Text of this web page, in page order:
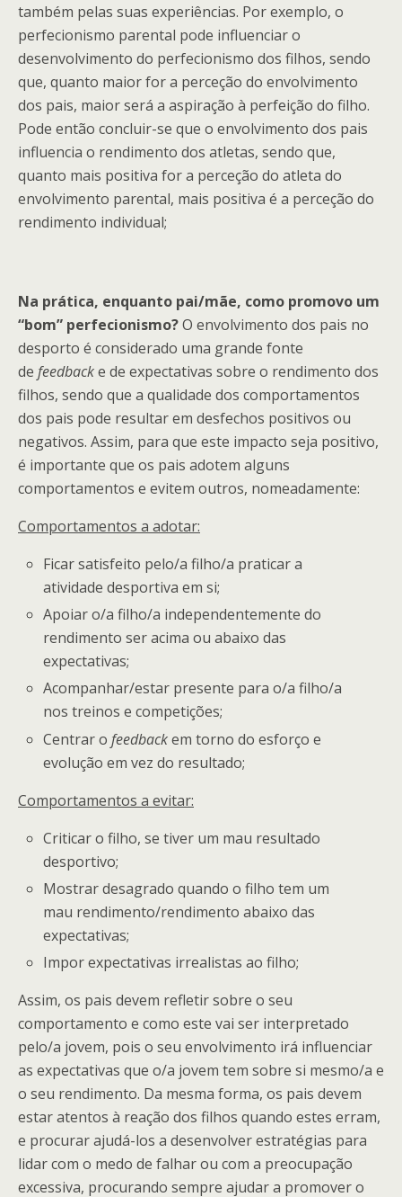
também pelas suas experiências. Por exemplo, o
perfecionismo parental pode influenciar o
desenvolvimento do perfecionismo dos filhos, sendo
que, quanto maior for a perceção do envolvimento
dos pais, maior será a aspiração à perfeição do filho.
Pode então concluir-se que o envolvimento dos pais
influencia o rendimento dos atletas, sendo que,
quanto mais positiva for a perceção do atleta do
envolvimento parental, mais positiva é a perceção do
rendimento individual;
Na prática, enquanto pai/mãe, como promovo um
“bom” perfecionismo?O envolvimento dos pais no
desporto é considerado uma grande fonte
de feedbacke de expectativas sobre o rendimento dos
filhos, sendo que a qualidade dos comportamentos
dos pais pode resultar em desfechos positivos ou
negativos. Assim, para que este impacto seja positivo,
é importante que os pais adotem alguns
comportamentos e evitem outros, nomeadamente:
Comportamentos a adotar:
Ficar satisfeito pelo/a filho/a praticar a
atividade desportiva em si;
Apoiar o/a filho/a independentemente do
rendimento ser acima ou abaixo das
expectativas;
Acompanhar/estar presente para o/a filho/a
nos treinos e competições;
Centrar ofeedbackem torno do esforço e
evolução em vez do resultado;
Comportamentos a evitar:
Criticar o filho, se tiver um mau resultado
desportivo;
Mostrar desagrado quando o filho tem um
mau rendimento/rendimento abaixo das
expectativas;
Impor expectativas irrealistas ao filho;
Assim, os pais devem refletir sobre o seu
comportamento e como este vai ser interpretado
pelo/a jovem, pois o seu envolvimento irá influenciar
as expectativas que o/a jovem tem sobre si mesmo/a e
o seu rendimento. Da mesma forma, os pais devem
estar atentos à reação dos filhos quando estes erram,
e procurar ajudá-los a desenvolver estratégias para
lidar com o medo de falhar ou com a preocupação
excessiva, procurando sempre ajudar a promover o